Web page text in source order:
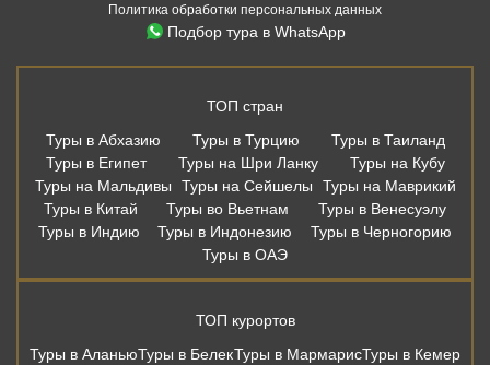
Политика обработки персональных данных
Подбор тура в WhatsApp
ТОП стран
Туры в Абхазию
Туры в Турцию
Туры в Таиланд
Туры в Египет
Туры на Шри Ланку
Туры на Кубу
Туры на Мальдивы
Туры на Сейшелы
Туры на Маврикий
Туры в Китай
Туры во Вьетнам
Туры в Венесуэлу
Туры в Индию
Туры в Индонезию
Туры в Черногорию
Туры в ОАЭ
ТОП курортов
Туры в АланьюТуры в БелекТуры в МармарисТуры в Кемер